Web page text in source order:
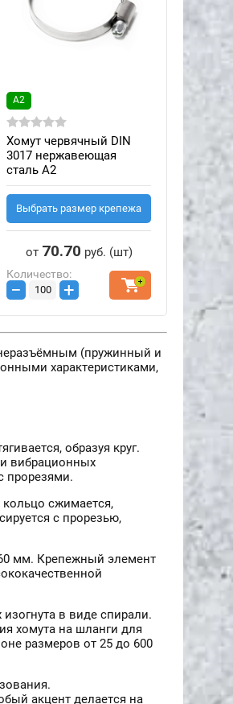
А2
Хомут червячный DIN
3017 нержавеющая
сталь А2
Выбрать размер крепежа
от 70.70 руб. (шт)
Количество:
− +
(пружинный и
характеристиками,
образуя круг.
вибрационных
прорезями.
сжимается,
с прорезью,
мм. Крепежный элемент
в виде спирали.
хомута на шланги для
размеров от 25 до 600
акцент делается на